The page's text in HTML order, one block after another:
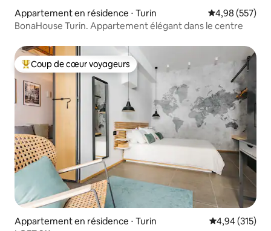
Appartement en résidence ⋅ Turin Évaluation
4,98 (557)
BonaHouse Turin. Appartement élégant dans le centre
Coups de cœur voyageurs les plus appréciés
Coup de cœur voyageurs
Appartement en résidence ⋅ Turin Évaluation
4,94 (315)